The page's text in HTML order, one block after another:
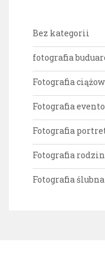
Bez kategorii
fotografia
Fotografia
Fotografia
Fotografia
Fotografia
Fotografia ślubna